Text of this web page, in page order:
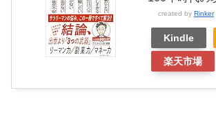
created by Rinker
Kindle
楽天市場